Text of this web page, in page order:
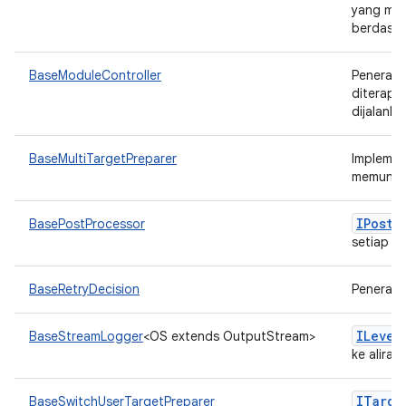
yang
BaseModuleController
BaseMultiTargetPreparer
BasePostProcessor IPost
setiap
BaseRetryDecision
BaseStreamLogger<OS extends OutputStream>
ke
BaseSwitchUserTargetPreparer